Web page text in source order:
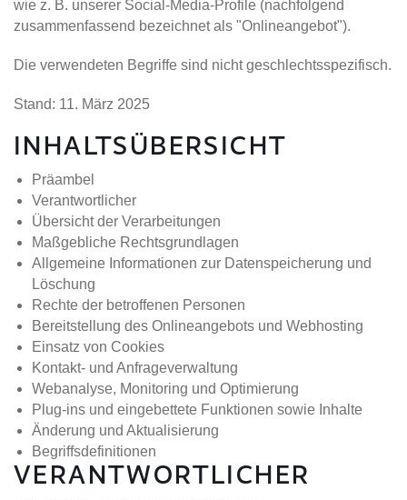
wie z. B. unserer Social-Media-Profile (nachfolgend
zusammenfassend bezeichnet als "Onlineangebot").
Die verwendeten Begriffe sind nicht geschlechtsspezifisch.
Stand: 11. März 2025
INHALTSÜBERSICHT
Präambel
Verantwortlicher
Übersicht der Verarbeitungen
Maßgebliche Rechtsgrundlagen
Allgemeine Informationen zur Datenspeicherung und
Löschung
Rechte der betroffenen Personen
Bereitstellung des Onlineangebots und Webhosting
Einsatz von Cookies
Kontakt- und Anfrageverwaltung
Webanalyse, Monitoring und Optimierung
Plug-ins und eingebettete Funktionen sowie Inhalte
Änderung und Aktualisierung
Begriffsdefinitionen
VERANTWORTLICHER